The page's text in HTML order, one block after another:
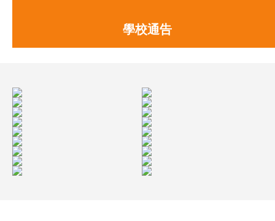
學校通告